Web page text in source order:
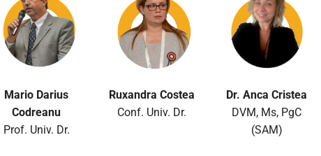
Mario Darius
Codreanu
Prof. Univ. Dr.
Ruxandra Costea
Conf. Univ. Dr.
Dr. Anca Cristea
DVM, Ms, PgC
(SAM)